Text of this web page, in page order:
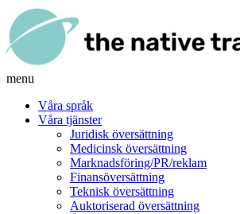
menu
Våra språk
Våra tjänster
Juridisk översättning
Medicinsk översättning
Marknadsföring/PR/reklam
Finansöversättning
Teknisk översättning
Auktoriserad översättning